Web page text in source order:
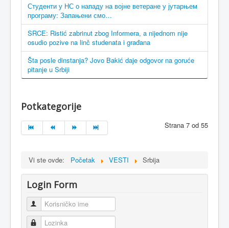
Студенти у НС о нападу на војне ветеране у јутарњем
програму: Запањени смо…
SRCE: Ristić zabrinut zbog Informera, a nijednom nije
osudio pozive na linč studenata i građana
Šta posle dinstanja? Jovo Bakić daje odgovor na goruće
pitanje u Srbiji
Potkategorije
Strana 7 od 55
Vi ste ovde: Početak VESTI Srbija
Login Form
Korisničko ime
Lozinka